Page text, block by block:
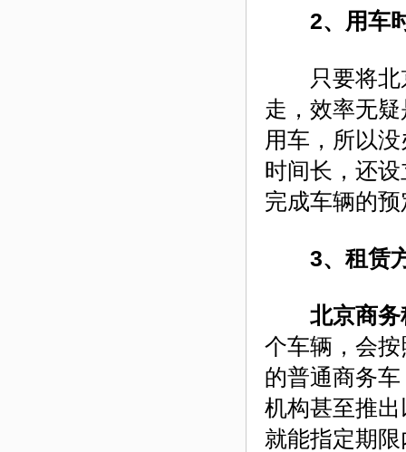
2、用车
只要将北京
走，效率无
用车，所以
时间长，还
完成车辆的
3、租赁
北京商务
个车辆，会
的普通商务
机构甚至推
就能指定期